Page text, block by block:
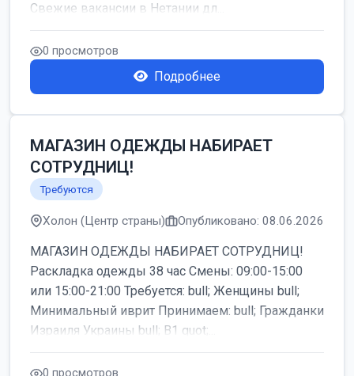
Свежие вакансии в Нетании дл...
0 просмотров
Подробнее
МАГАЗИН ОДЕЖДЫ НАБИРАЕТ
СОТРУДНИЦ!
Требуются
Холон (Центр страны) Опубликовано: 08.06.2026
МАГАЗИН ОДЕЖДЫ НАБИРАЕТ СОТРУДНИЦ!
Раскладка одежды 38 час Смены: 09:00-15:00
или 15:00-21:00 Требуется: bull; Женщины bull;
Минимальный иврит Принимаем: bull; Гражданки
Израиля Украины bull; B1 quot;...
0 просмотров